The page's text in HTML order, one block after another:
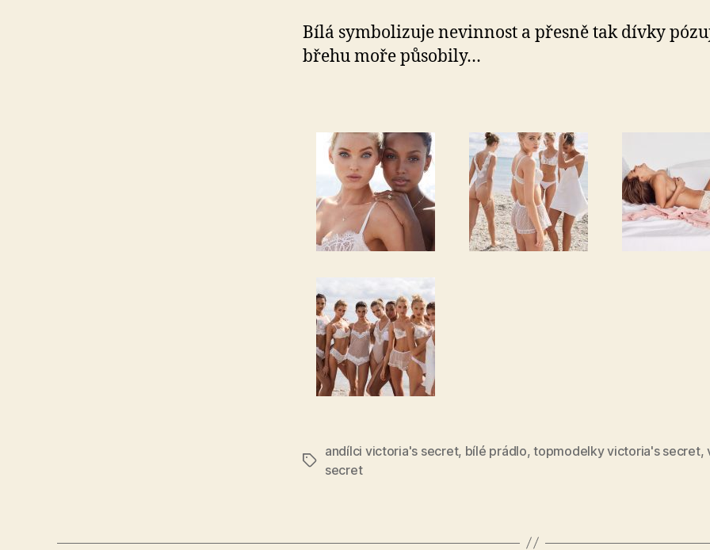
Bílá symbolizuje nevinnost a přesně tak dívky
břehu moře působily…
Štítky
andílci victoria's secret, bílé prádlo,topmodelky victoria's secret,
secret